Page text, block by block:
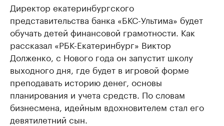
Директор екатеринбургского
представительства банка «БКС-Ультима» будет
обучать детей финансовой грамотности. Как
рассказал «РБК-Екатеринбург» Виктор
Долженко, с Нового года он запустит школу
выходного дня, где будет в игровой форме
преподавать историю денег, основы
планирования и учета средств. По словам
бизнесмена, идейным вдохновителем стал его
девятилетний сын.